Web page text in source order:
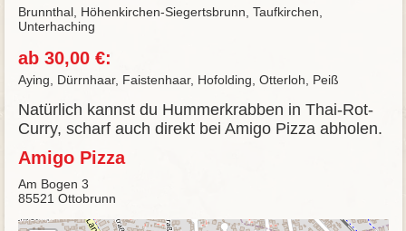
Brunnthal, Höhenkirchen-Siegertsbrunn, Taufkirchen,
Unterhaching
ab 30,00 €:
Aying, Dürrnhaar, Faistenhaar, Hofolding, Otterloh, Peiß
Natürlich kannst du Hummerkrabben in Thai-Rot-
Curry, scharf auch direkt bei Amigo Pizza abholen.
Amigo Pizza
Am Bogen 3
85521 Ottobrunn